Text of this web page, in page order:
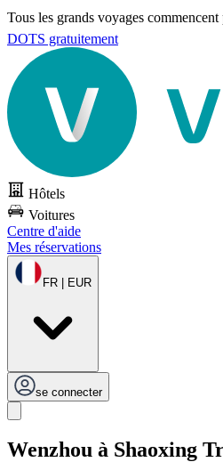
Tous les grands voyages
DOTS gratuitement
Hôtels
Voitures
Centre d'aide
Mes réservations
FR | EUR
se connecter
Wenzhou à Shaoxing